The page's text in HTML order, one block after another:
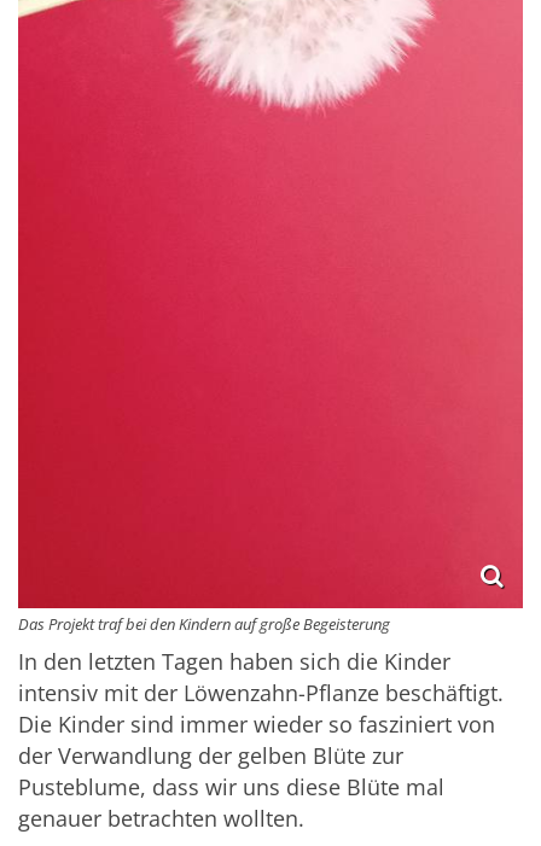
Das Projekt traf bei den Kindern auf große Begeisterung
In den letzten Tagen haben sich die Kinder
intensiv mit der Löwenzahn-Pflanze beschäftigt.
Die Kinder sind immer wieder so fasziniert von
der Verwandlung der gelben Blüte zur
Pusteblume, dass wir uns diese Blüte mal
genauer betrachten wollten.